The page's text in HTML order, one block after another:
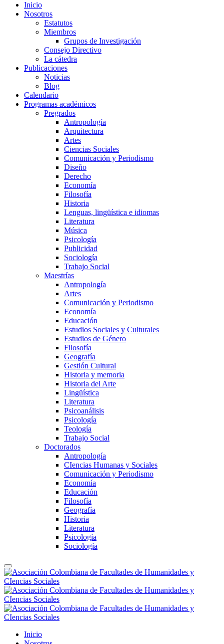
Inicio
Nosotros
Estatutos
Miembros
Grupos de Investigación
Consejo Directivo
La cátedra
Publicaciones
Noticias
Blog
Calendario
Programas académicos
Pregrados
Antropología
Arquitectura
Artes
Ciencias Sociales
Comunicación y Periodismo
Diseño
Derecho
Economía
Filosofía
Historia
Lenguas, lingüística e idiomas
Literatura
Música
Psicología
Publicidad
Sociología
Trabajo Social
Maestrías
Antropología
Artes
Comunicación y Periodismo
Economía
Educación
Estudios Sociales y Culturales
Estudios de Género
Filosofía
Geografía
Gestión Cultural
Historia y memoria
Historia del Arte
Lingüística
Literatura
Psicoanálisis
Psicología
Teología
Trabajo Social
Doctorados
Antropología
CIencias Humanas y Sociales
Comunicación y Periodismo
Economía
Educación
Filosofía
Geografía
Historia
Literatura
Psicología
Sociología
Inicio